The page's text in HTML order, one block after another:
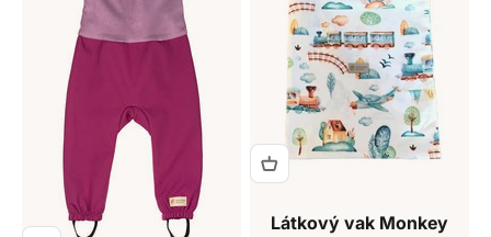
Látkový vak Monkey